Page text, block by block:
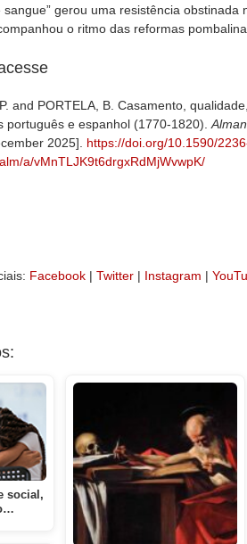
sangue” gerou uma resistência obstinada
o ritmo das reformas
and PORTELA, B. Casamento,
português e espanhol (1770-1820).
2025]. https://doi.org/10.1590/
a/vMnTLJK9t6drgxRdMjWvwpK/
Facebook | Twitter | Instagram |
social,